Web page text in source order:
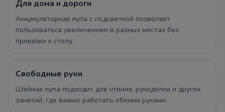
Для дома и дороги
Аккумуляторная лупа с подсветкой позволяет
пользоваться увеличением в разных местах без
привязки к столу.
Свободные руки
Шейная лупа подходит для чтения, рукоделия и других
занятий, где важно работать обеими руками.